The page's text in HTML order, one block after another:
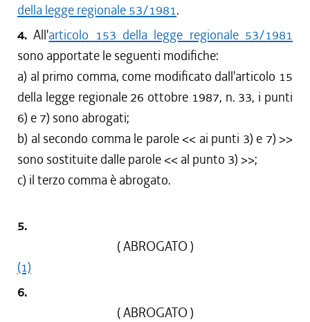
della legge regionale 53/1981.
4. All'articolo 153 della legge regionale 53/1981
sono apportate le seguenti modifiche:
a) al primo comma, come modificato dall'articolo 15
della legge regionale 26 ottobre 1987, n. 33, i punti
6) e 7) sono abrogati;
b) al secondo comma le parole << ai punti 3) e 7) >>
sono sostituite dalle parole << al punto 3) >>;
c) il terzo comma è abrogato.
5.
( ABROGATO )
(1)
6.
( ABROGATO )